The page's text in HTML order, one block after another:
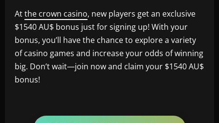
Atthe crown casino, new players get an exclusive
$1540 AU$ bonus just for signing up! With your
bonus, you’ll have the chance to explore a variety
of casino games and increase your odds of winning
big. Don’t wait—join now and claim your $1540 AU$
bonus!